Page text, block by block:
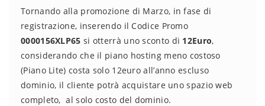
Tornando alla promozione di Marzo, in fase di
registrazione, inserendo il Codice Promo
0000156XLP65 si otterrà uno sconto di 12Euro,
considerando che il piano hosting meno costoso
(Piano Lite) costa solo 12euro all’anno escluso
dominio, il cliente potrà acquistare uno spazio web
completo, al solo costo del dominio.